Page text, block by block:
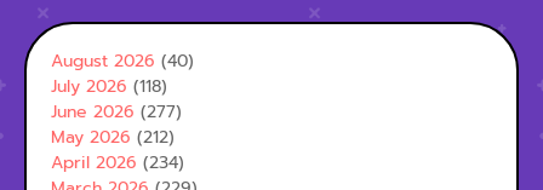
August 2026 (40)
July 2026 (118)
June 2026 (277)
May 2026 (212)
April 2026 (234)